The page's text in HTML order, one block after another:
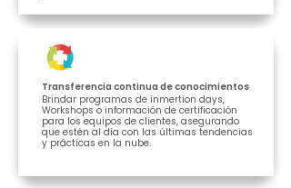
Transferencia continua de conocimientos
Brindar programas de inmertion days,
Workshops o información de certificación
para los equipos de clientes, asegurando
que estén al día con las últimas tendencias
y prácticas en la nube.